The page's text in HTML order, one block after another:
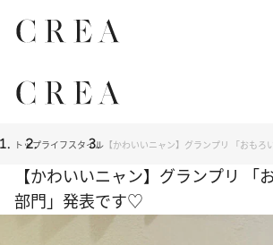
トップライフスタイル 【かわいいニャン】グランプリ 「おも
【かわいいニャン】グランプリ 「おもろいポーズ
部門」発表です♡